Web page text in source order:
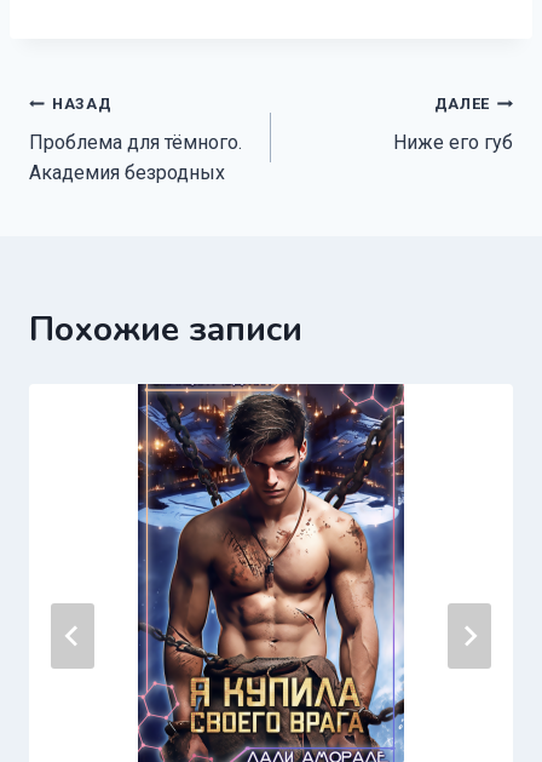
Навигация
по
НАЗАД
Проблема для тёмного.
Академия безродных
ДАЛЕЕ
Ниже его губ
Похожие записи